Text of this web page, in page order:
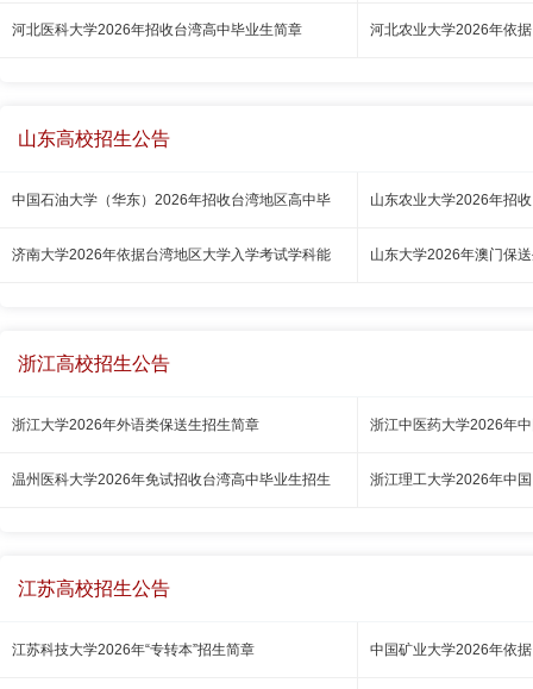
河北医科大学2026年招收台湾高中毕业生简章 河北农业大学2026年依
山东高校招生公告
中国石油大学（华东）2026年招收台湾地区高中毕 山东农业大学2026年招
济南大学2026年依据台湾地区大学入学考试学科能 山东大学2026年澳门保
浙江高校招生公告
浙江大学2026年外语类保送生招生简章 浙江中医药大学2026年
温州医科大学2026年免试招收台湾高中毕业生招生 浙江理工大学2026年中
江苏高校招生公告
江苏科技大学2026年“专转本”招生简章 中国矿业大学2026年依